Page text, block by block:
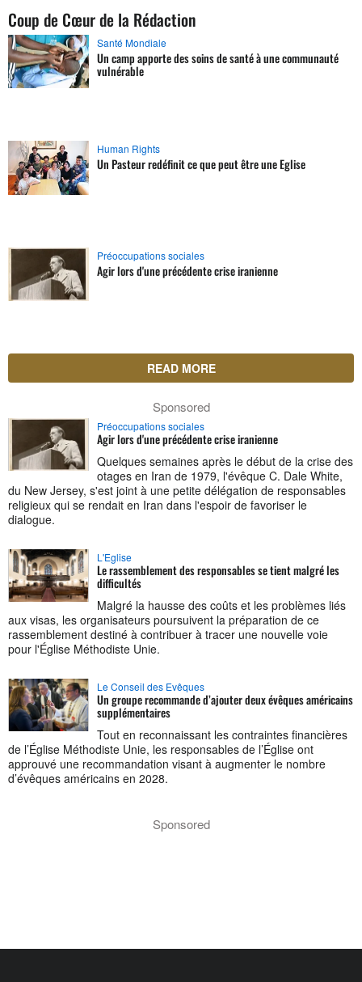
Coup de Cœur de la Rédaction
Santé Mondiale
Un camp apporte des soins de santé à une communauté
vulnérable
Human Rights
Un Pasteur redéfinit ce que peut être une Eglise
Préoccupations sociales
Agir lors d'une précédente crise iranienne
READ MORE
Sponsored
Préoccupations sociales
Agir lors d'une précédente crise iranienne
Quelques semaines après le début de la crise des
otages en Iran de 1979, l'évêque C. Dale White,
du New Jersey, s'est joint à une petite délégation de responsables
religieux qui se rendait en Iran dans l'espoir de favoriser le
dialogue.
L'Eglise
Le rassemblement des responsables se tient malgré les
difficultés
Malgré la hausse des coûts et les problèmes liés
aux visas, les organisateurs poursuivent la préparation de ce
rassemblement destiné à contribuer à tracer une nouvelle voie
pour l'Église Méthodiste Unie.
Le Conseil des Evêques
Un groupe recommande d’ajouter deux évêques américains
supplémentaires
Tout en reconnaissant les contraintes financières
de l’Église Méthodiste Unie, les responsables de l’Église ont
approuvé une recommandation visant à augmenter le nombre
d’évêques américains en 2028.
Sponsored